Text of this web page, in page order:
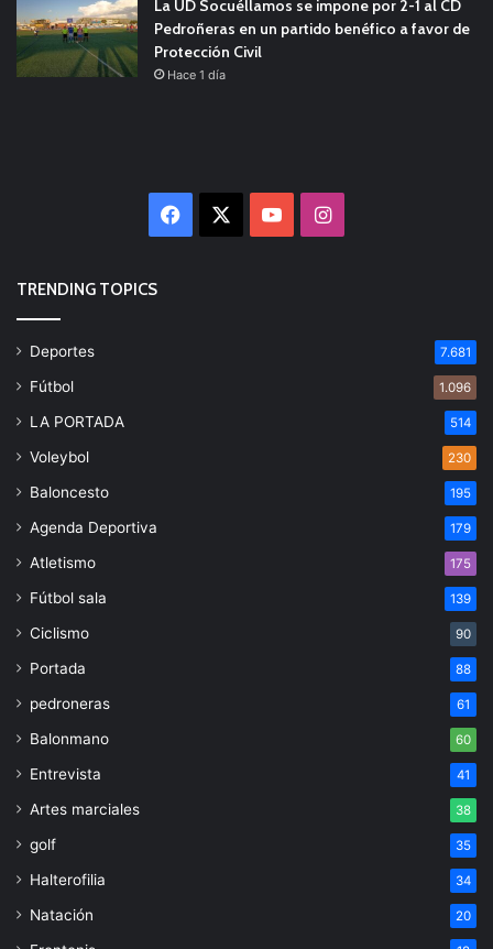
La UD Socuéllamos se impone por 2-1 al CD
Pedroñeras en un partido benéfico a favor de
Protección Civil
Hace 1 día
Facebook YouTubeInstagram
TRENDING TOPICS
Deportes 7.681
Fútbol 1.096
LA PORTADA 514
Voleybol 230
Baloncesto 195
Agenda Deportiva 179
Atletismo 175
Fútbol sala 139
Ciclismo 90
Portada 88
pedroneras 61
Balonmano 60
Entrevista 41
Artes marciales 38
golf 35
Halterofilia 34
Natación 20